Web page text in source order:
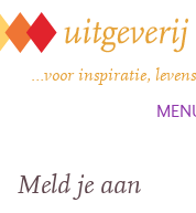
…voor inspiratie,
Meld je aan